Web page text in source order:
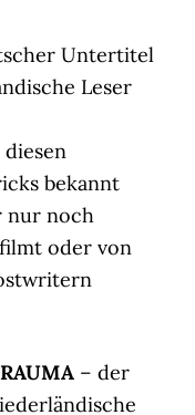
Untertitel
Leser
bekannt
nur noch
oder von
– der